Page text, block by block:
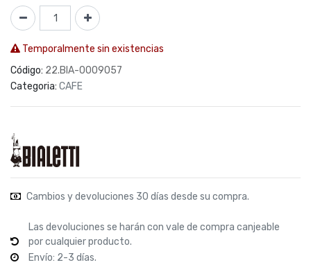
Temporalmente sin existencias
Código: 22.BIA-0009057
Categoria: CAFE
Cambios y devoluciones 30 días desde su compra.
Las devoluciones se harán con vale de compra canjeable
por cualquier producto.
Envío: 2-3 días.